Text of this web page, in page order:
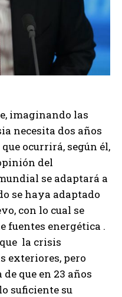
imaginando las
necesita dos años
ocurrirá, según él,
del
se adaptará a
se haya adaptado
con lo cual se
fuentes energética .
la crisis
exteriores, pero
que en 23 años
suficiente su